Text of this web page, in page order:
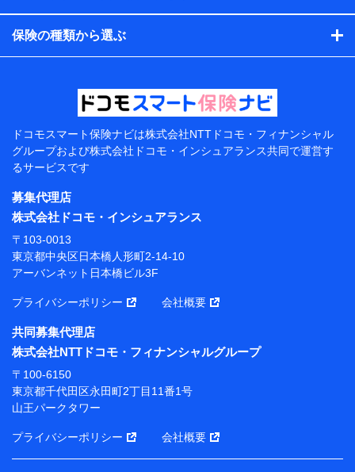
取引のあるもしくは委託を受けている保険会社・提携会社の
会社のサービスを案内、提供するため
（各サービスで取得したサービス利用履歴、ウェブサイトの
閲覧履歴、購買履歴、ご契約内容等のパーソナルデータを分
析して、お客さまの趣味・嗜好・傾向に応じたサービス・商
品等に関するご提案や広告の配信等を行うことがありま
す。）
各種セミナーの開催のため
コンサルティングサービスの実施のため
アンケートやキャンペーン等の実施のため
上記に係る案内・手続き・管理等付帯業務を行うため
【当該個人データの管理について責任を有する者の名
称・住所・代表者名】
当該個人データを取り扱う各共同利用者（詳細は次のと
おり）
東京都千代田区永田町2丁目11番1号 山王パークタワー
株式会社NTTドコモ・フィナンシャルグループ 代表取
締役社長 廣井 孝史
東京都中央区日本橋人形町2-14-10 アーバンネット日
本橋ビル 3F
保険の種類から選ぶ
ドコモスマート保険ナビは株式会社NTTドコモ・フィナンシャル
グループおよび株式会社ドコモ・インシュアランス共同で運営す
るサービスです
募集代理店
株式会社ドコモ・インシュアランス
〒103-0013
東京都中央区日本橋人形町2-14-10
アーバンネット日本橋ビル3F
プライバシーポリシー 会社概要
共同募集代理店
株式会社NTTドコモ・フィナンシャルグループ
〒100-6150
東京都千代田区永田町2丁目11番1号
山王パークタワー
プライバシーポリシー 会社概要